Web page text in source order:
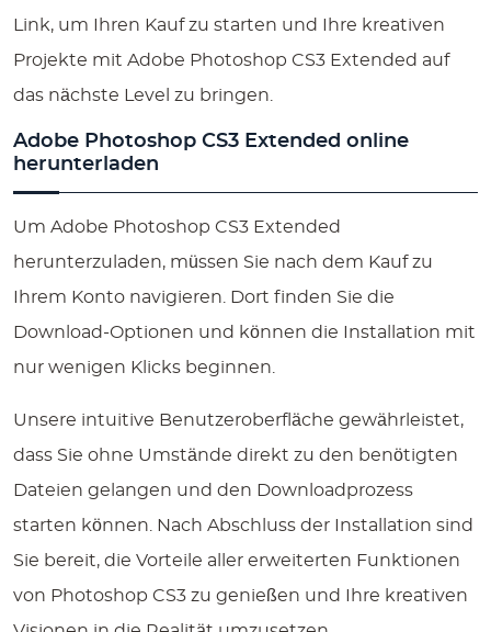
Link, um Ihren Kauf zu starten und Ihre kreativen
Projekte mit Adobe Photoshop CS3 Extended auf
das nächste Level zu bringen.
Adobe Photoshop CS3 Extended online
herunterladen
Um Adobe Photoshop CS3 Extended
herunterzuladen, müssen Sie nach dem Kauf zu
Ihrem Konto navigieren. Dort finden Sie die
Download-Optionen und können die Installation mit
nur wenigen Klicks beginnen.
Unsere intuitive Benutzeroberfläche gewährleistet,
dass Sie ohne Umstände direkt zu den benötigten
Dateien gelangen und den Downloadprozess
starten können. Nach Abschluss der Installation sind
Sie bereit, die Vorteile aller erweiterten Funktionen
von Photoshop CS3 zu genießen und Ihre kreativen